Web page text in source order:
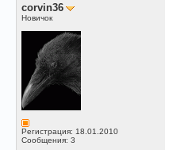
corvin36
Новичок
Регистрация: 18.01.2010
Сообщения: 3